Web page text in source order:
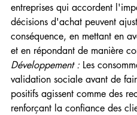
entreprises qui accordent
décisions d'achat peuvent
conséquence, en mettant en
et en répondant de manière
Développement : Les
validation sociale avant de
positifs agissent comme des
renforçant la confiance des